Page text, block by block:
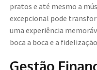
pratos e até mesmo a
excepcional pode
uma experiência
boca a boca e a
Gestão